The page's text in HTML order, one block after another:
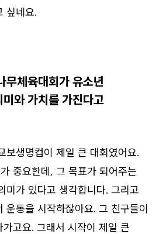
싶네요.
무체육대회가 유소년
와 가치를 가진다고
보생명컵이 제일 큰 대회였어요.
중요한데, 그 목표가 되어주는
미가 있다고 생각합니다. 그리고
운동을 시작하잖아요. 그 친구들이
고요. 그래서 시작이 제일 큰